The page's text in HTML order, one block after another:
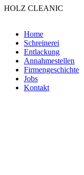
HOLZ CLEANIC
Home
Schreinerei
Entlackung
Annahmestellen
Firmengeschichte
Jobs
Kontakt